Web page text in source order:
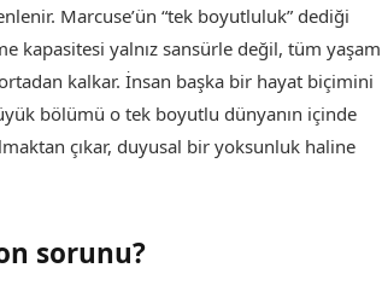
Marcuse’ün “tek boyutluluk” dediği
kapasitesi yalnız sansürle değil, tüm yaşam
kalkar. İnsan başka bir hayat biçimini
bölümü o tek boyutlu dünyanın içinde
çıkar, duyusal bir yoksunluk haline
sorunu?